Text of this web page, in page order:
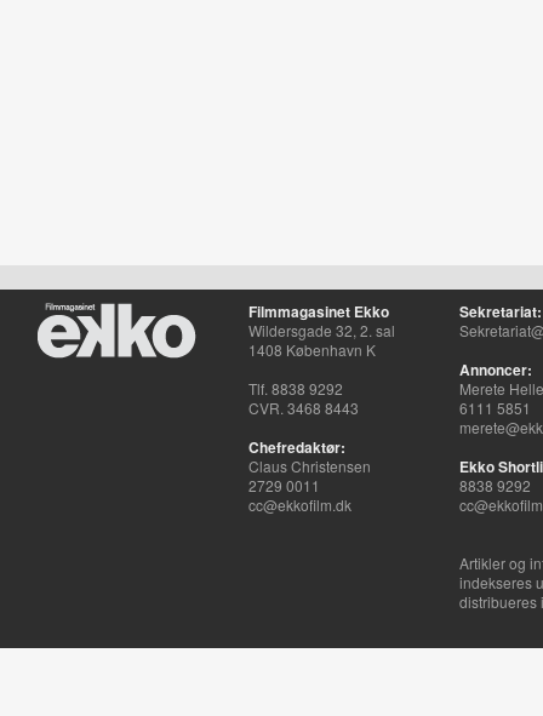
Filmmagasinet Ekko
Wildersgade 32, 2. sal
1408 København K
Tlf. 8838 9292
CVR. 3468 8443
Chefredaktør:
Claus Christensen
2729 0011
cc@ekkofilm.dk
Sekretariat:
Annoncer:
Merete
6111 5851
Ekko
8838 9292
Artikler og
indekseres
distribueres